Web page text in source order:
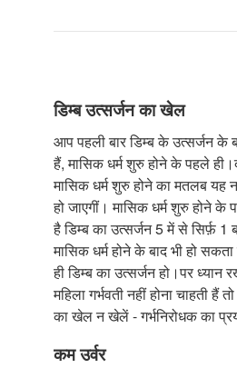
डिम्ब उत्सर्जन का खेल
आप पहली बार डिम्ब के उत्सर्जन के
हैं, मासिक धर्म शुरु होने के पहले
मासिक धर्म शुरु होने का मतलब यह
हो जाएगीं। मासिक धर्म शुरु होने
है डिम्ब का उत्सर्जन 5 में से सिर्फ़ 1
मासिक धर्म होने के बाद भी हो
ही डिम्ब का उत्सर्जन हो।पर ध्यान
महिला गर्भवती नहीं होना चाहती हैं
का खेल न खेलें - गर्भनिरोधक का
कम उर्वर